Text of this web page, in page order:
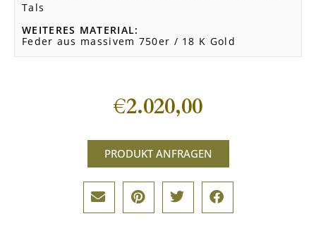
Tals
WEITERES MATERIAL
Feder aus massivem 750er / 18 K Gold
€2.020,00
PRODUKT ANFRAGEN